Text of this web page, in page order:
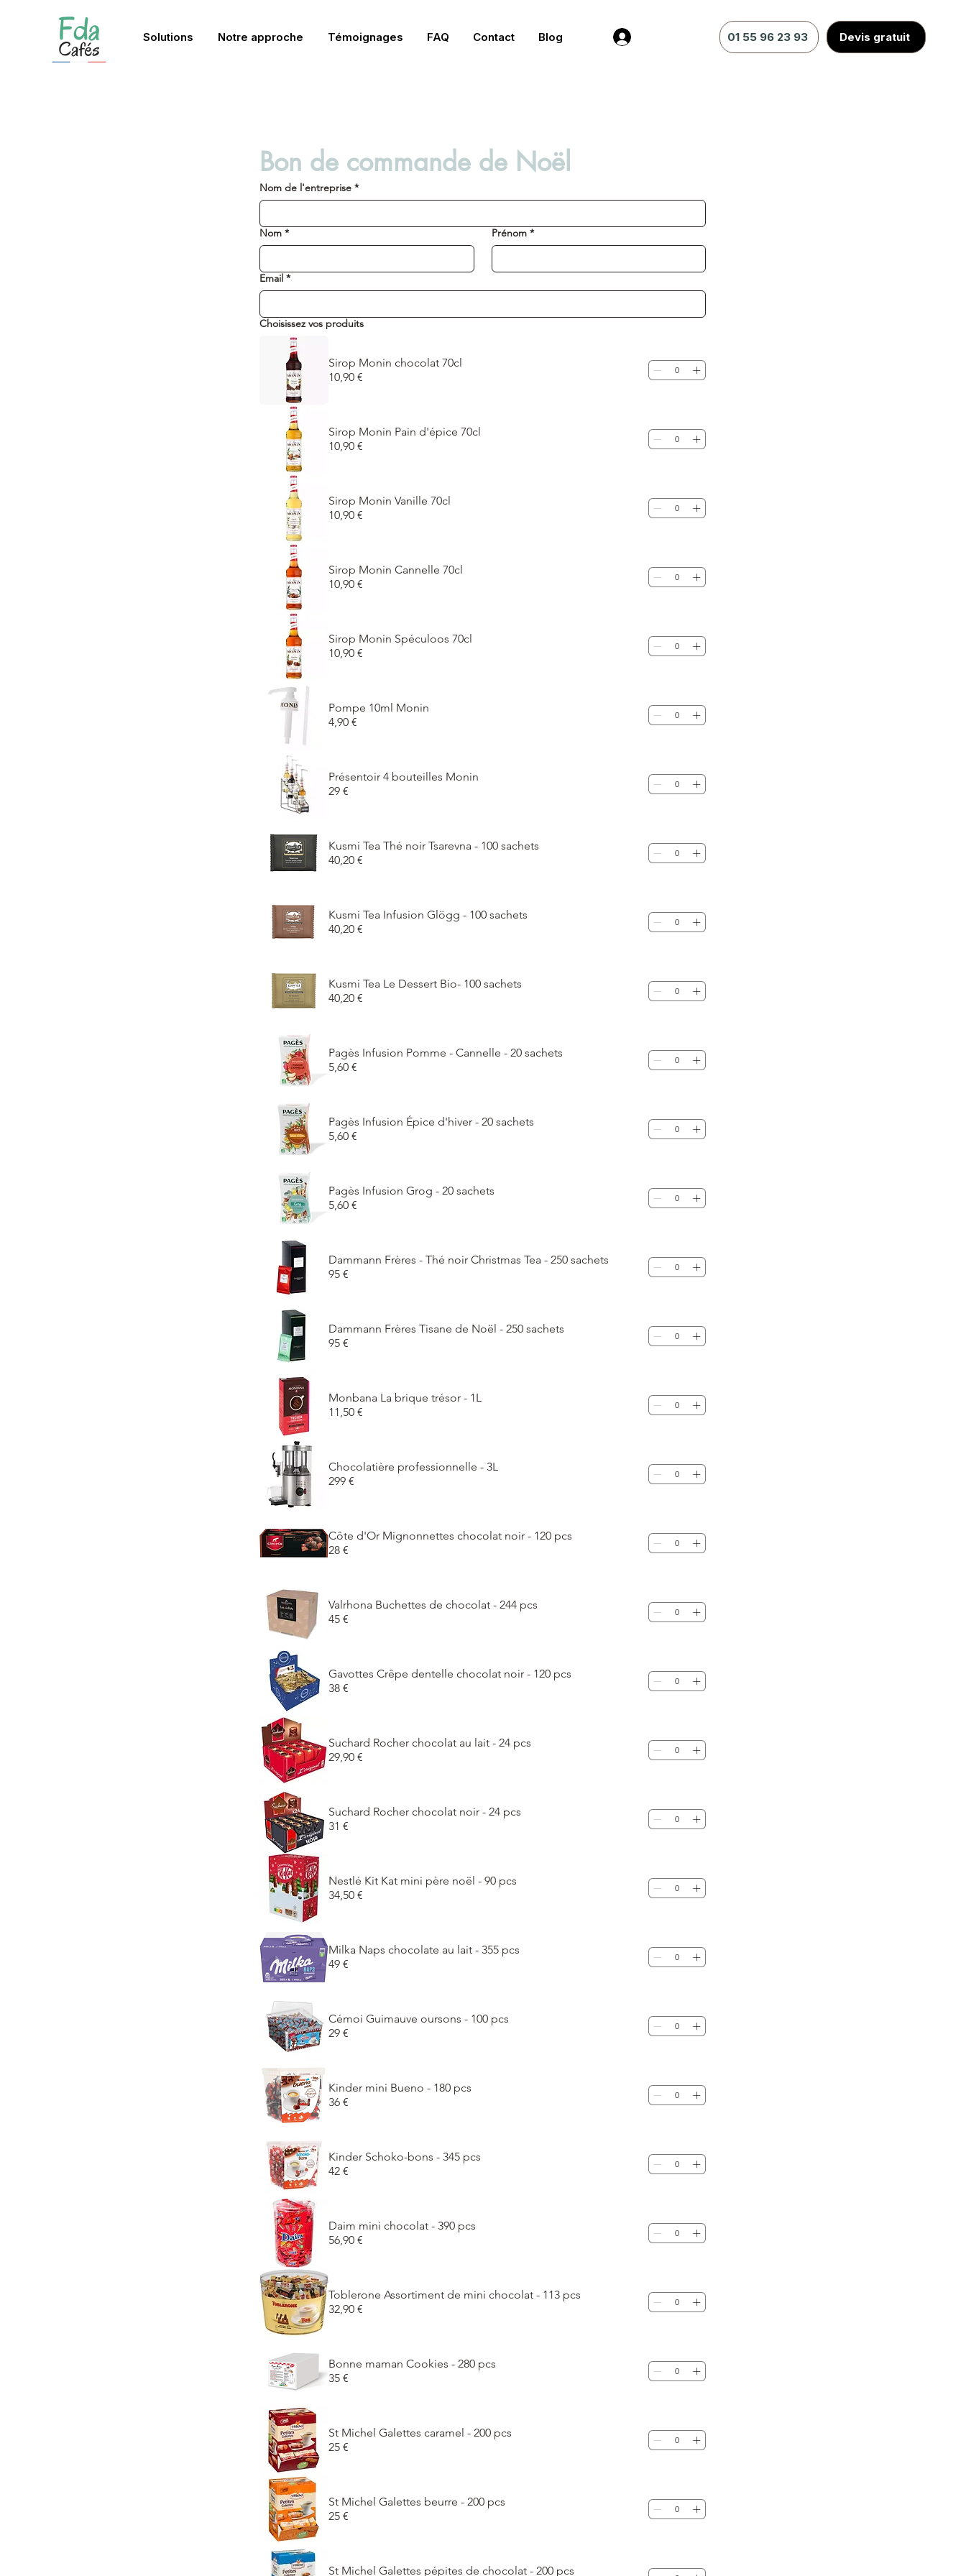
Solutions Notre approche Témoignages FAQ Contact Blog 01 55 96 23 93 Devis gratuit
Bon de commande de Noël
Nom de l'entreprise *
Nom * Prénom *
Email *
Choisissez vos produits
Sirop Monin chocolat 70cl
10,90 €
Sirop Monin Pain d'épice 70cl
10,90 €
Sirop Monin Vanille 70cl
10,90 €
Sirop Monin Cannelle 70cl
10,90 €
Sirop Monin Spéculoos 70cl
10,90 €
Pompe 10ml Monin
4,90 €
Présentoir 4 bouteilles Monin
29 €
Kusmi Tea Thé noir Tsarevna - 100 sachets
40,20 €
Kusmi Tea Infusion Glögg - 100 sachets
40,20 €
Kusmi Tea Le Dessert Bio- 100 sachets
40,20 €
Pagès Infusion Pomme - Cannelle - 20 sachets
5,60 €
Pagès Infusion Épice d'hiver - 20 sachets
5,60 €
Pagès Infusion Grog - 20 sachets
5,60 €
Dammann Frères - Thé noir Christmas Tea - 250 sachets
95 €
Dammann Frères Tisane de Noël - 250 sachets
95 €
Monbana La brique trésor - 1L
11,50 €
Chocolatière professionnelle - 3L
299 €
Côte d'Or Mignonnettes chocolat noir - 120 pcs
28 €
Valrhona Buchettes de chocolat - 244 pcs
45 €
Gavottes Crêpe dentelle chocolat noir - 120 pcs
38 €
Suchard Rocher chocolat au lait - 24 pcs
29,90 €
Suchard Rocher chocolat noir - 24 pcs
31 €
Nestlé Kit Kat mini père noël - 90 pcs
34,50 €
Milka Naps chocolate au lait - 355 pcs
49 €
Cémoi Guimauve oursons - 100 pcs
29 €
Kinder mini Bueno - 180 pcs
36 €
Kinder Schoko-bons - 345 pcs
42 €
Daim mini chocolat - 390 pcs
56,90 €
Toblerone Assortiment de mini chocolat - 113 pcs
32,90 €
Bonne maman Cookies - 280 pcs
35 €
St Michel Galettes caramel - 200 pcs
25 €
St Michel Galettes beurre - 200 pcs
25 €
St Michel Galettes pépites de chocolat - 200 pcs